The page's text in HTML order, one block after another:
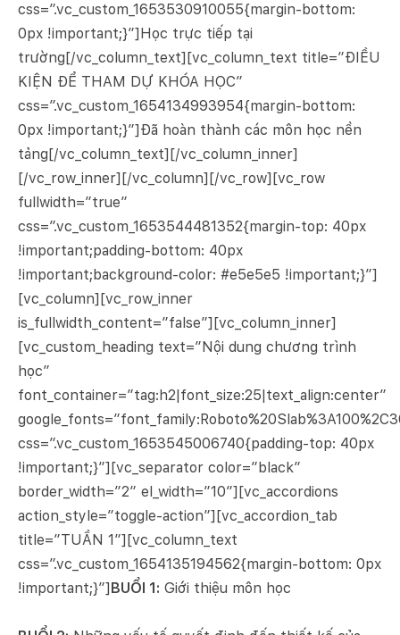
css=”.vc_custom_1653530910055{margin-bottom:
0px !important;}”]Học trực tiếp tại
trường[/vc_column_text][vc_column_text title=”ĐIỀU
KIỆN ĐỂ THAM DỰ KHÓA HỌC”
css=”.vc_custom_1654134993954{margin-bottom:
0px !important;}”]Đã hoàn thành các môn học nền
tảng[/vc_column_text][/vc_column_inner]
[/vc_row_inner][/vc_column][/vc_row][vc_row
fullwidth=”true”
css=”.vc_custom_1653544481352{margin-top: 40px
!important;padding-bottom: 40px
!important;background-color: #e5e5e5 !important;}”]
[vc_column][vc_row_inner
is_fullwidth_content=”false”][vc_column_inner]
[vc_custom_heading text=”Nội dung chương trình
học”
font_container=”tag:h2|font_size:25|text_align:center”
css=”.vc_custom_1653545006740{padding-top: 40px
!important;}”][vc_separator color=”black”
border_width=”2″ el_width=”10″][vc_accordions
action_style=”toggle-action”][vc_accordion_tab
title=”TUẦN 1″][vc_column_text
css=”.vc_custom_1654135194562{margin-bottom: 0px
!important;}”]BUỔI 1: Giới thiệu môn học